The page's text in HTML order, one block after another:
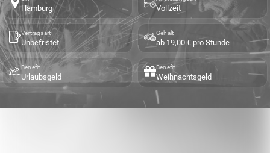
Hamburg Vollzeit
Vertragsart
Unbefristet
Gehalt
ab 19,00 € pro Stunde
Benefit
Urlaubsgeld
Benefit
Weihnachtsgeld